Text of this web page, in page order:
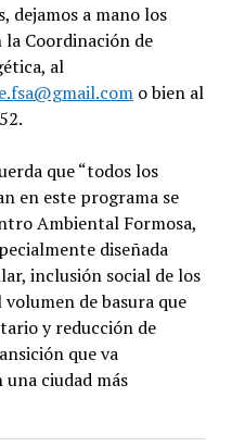
dejamos a mano los
la Coordinación de
al
o bien al
que “todos los
en este programa se
Ambiental Formosa,
diseñada
inclusión social de los
de basura que
y reducción de
que va
ciudad más